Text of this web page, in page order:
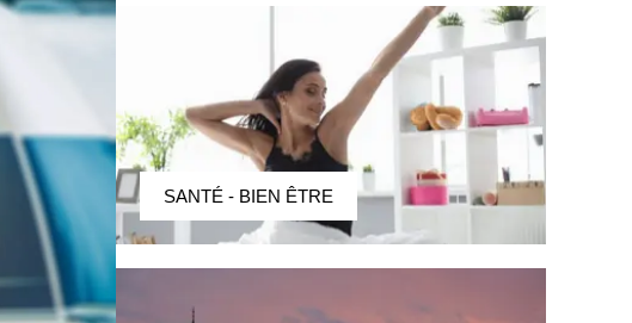
SANTÉ - BIEN ÊTRE